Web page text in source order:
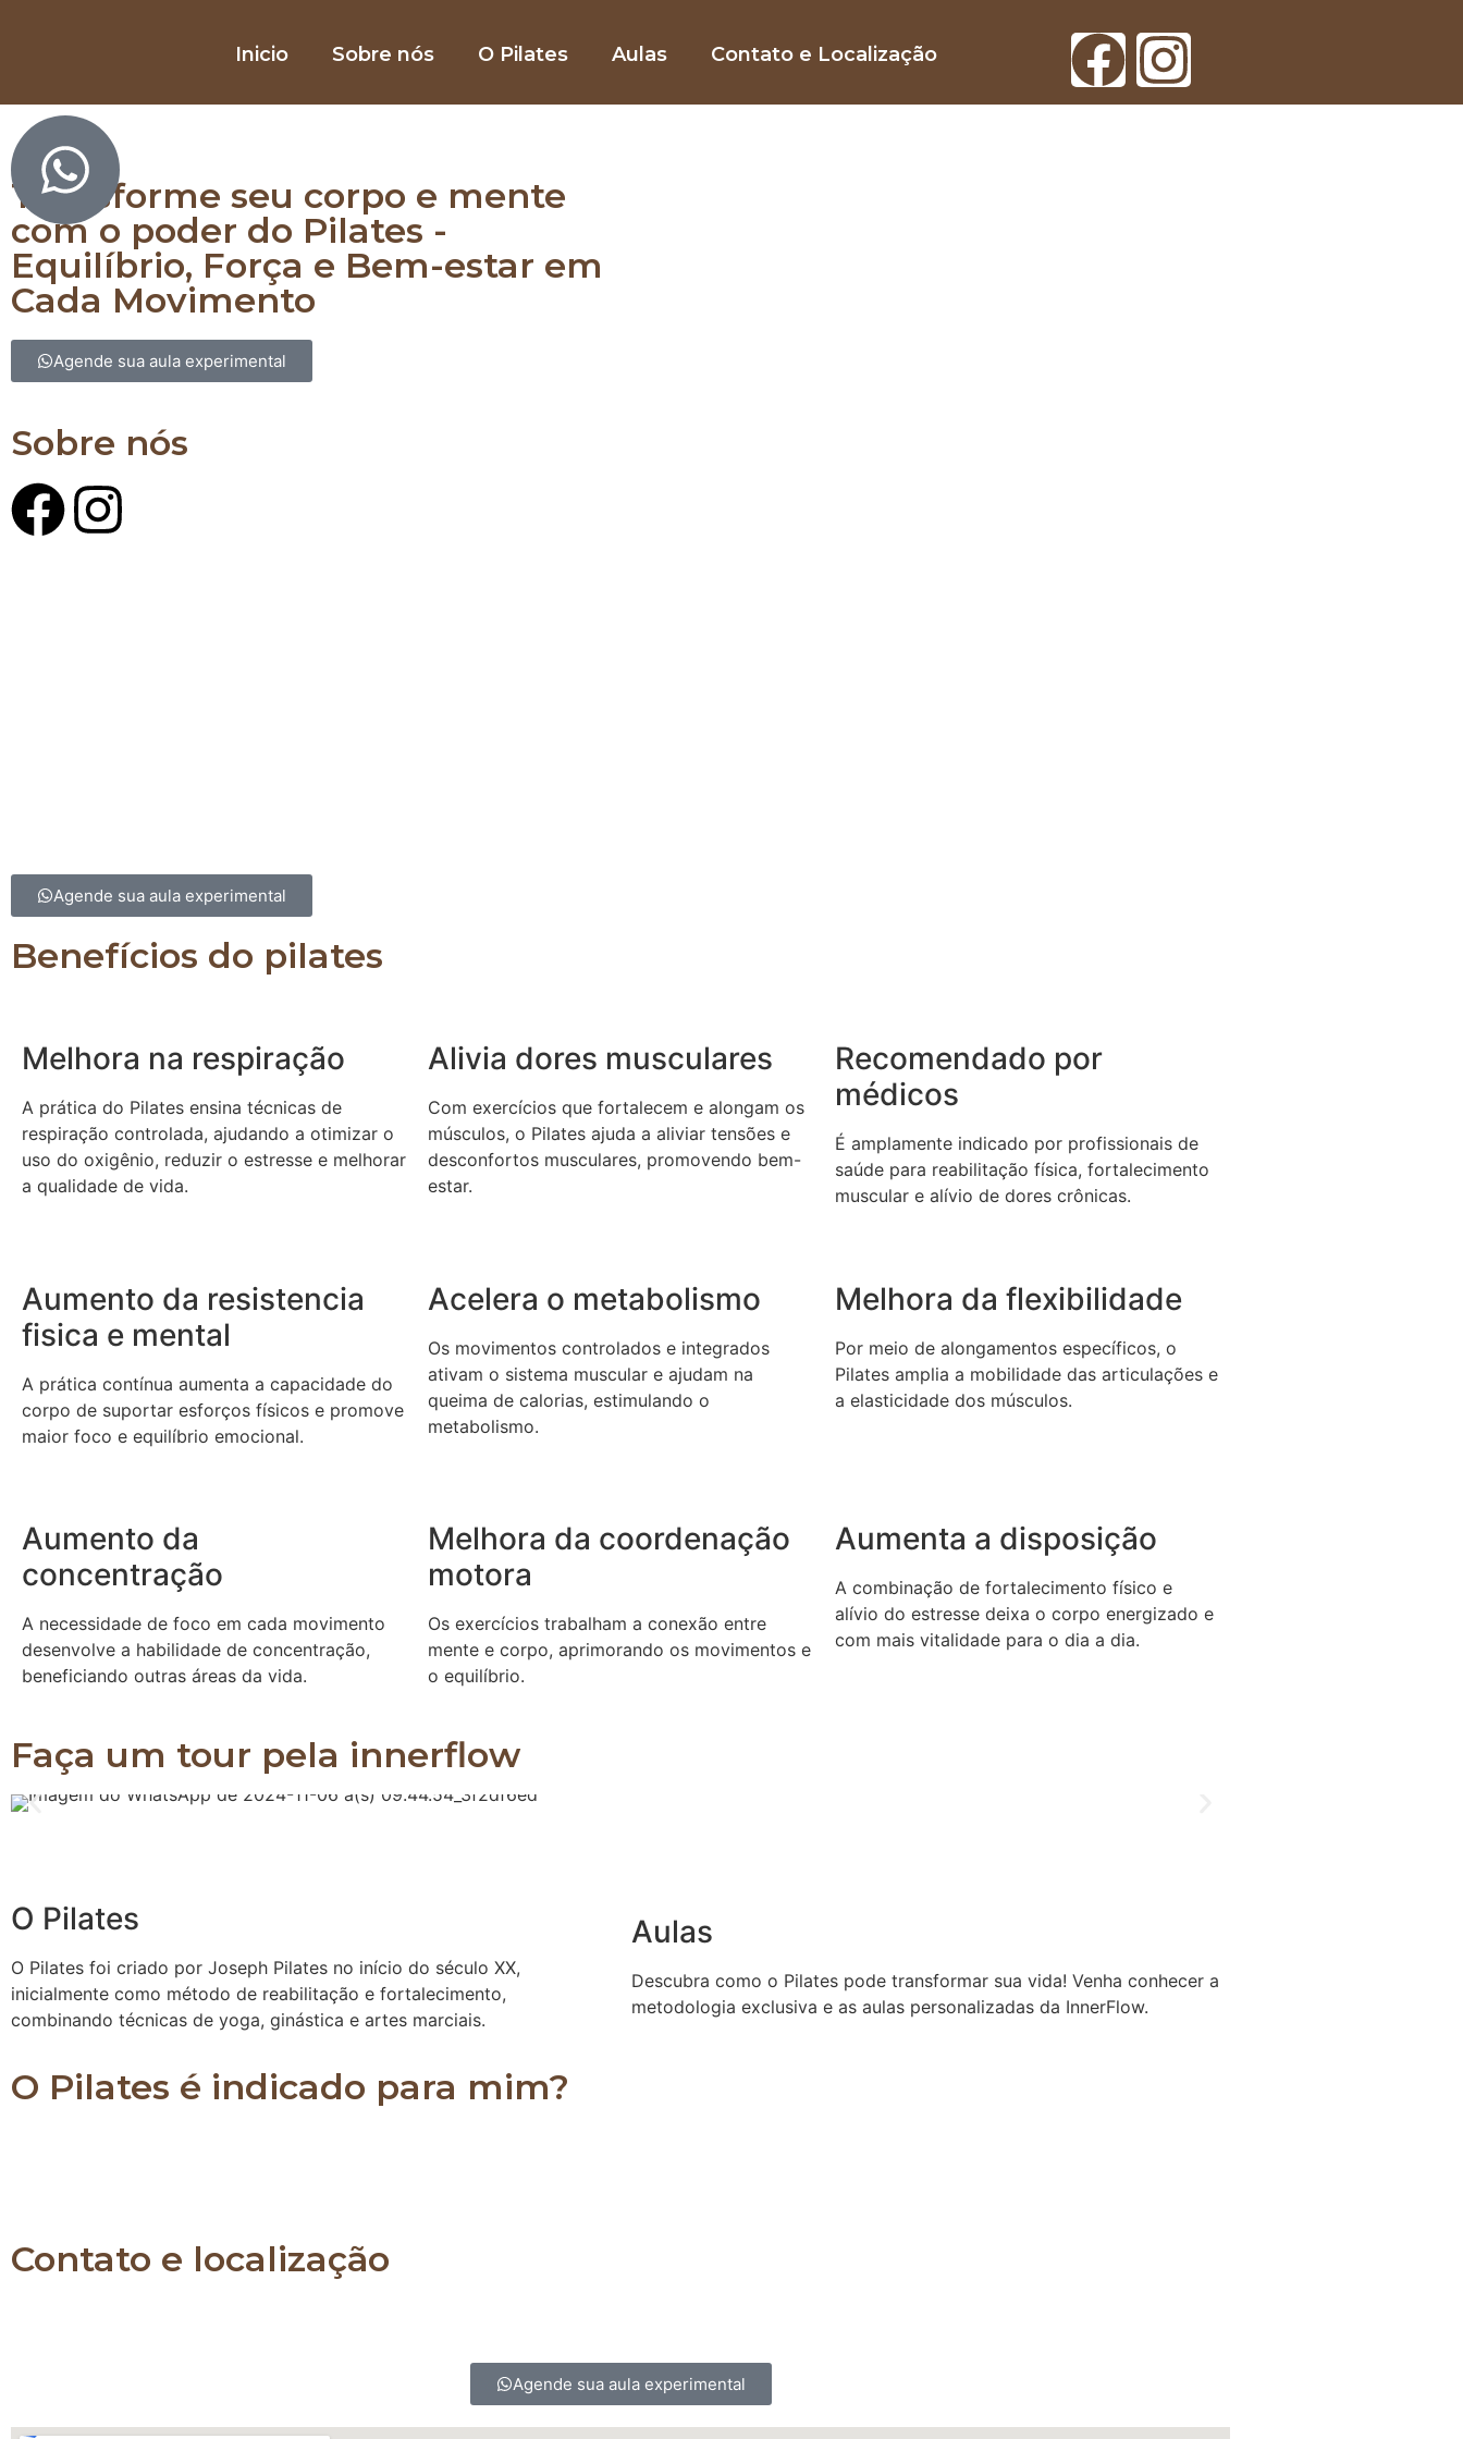
Inicio Sobre nós O Pilates Aulas Contato e Localização
Equilibre corpo e mente com Pilates
Transforme seu corpo e mente
com o poder do Pilates -
Equilíbrio, Força e Bem-estar em
Cada Movimento
Agende sua aula experimental
Sobre nós
Agende sua aula experimental
Benefícios do pilates
Melhora na respiração
A prática do Pilates ensina técnicas de
respiração controlada, ajudando a otimizar o
uso do oxigênio, reduzir o estresse e melhorar
a qualidade de vida.
Alivia dores musculares
Com exercícios que fortalecem e alongam os
músculos, o Pilates ajuda a aliviar tensões e
desconfortos musculares, promovendo bem-
estar.
Recomendado por
médicos
É amplamente indicado por profissionais de
saúde para reabilitação física, fortalecimento
muscular e alívio de dores crônicas.
Aumento da resistencia
fisica e mental
A prática contínua aumenta a capacidade do
corpo de suportar esforços físicos e promove
maior foco e equilíbrio emocional.
Acelera o metabolismo
Os movimentos controlados e integrados
ativam o sistema muscular e ajudam na
queima de calorias, estimulando o
metabolismo.
Melhora da flexibilidade
Por meio de alongamentos específicos, o
Pilates amplia a mobilidade das articulações e
a elasticidade dos músculos.
Aumento da
concentração
A necessidade de foco em cada movimento
desenvolve a habilidade de concentração,
beneficiando outras áreas da vida.
Melhora da coordenação
motora
Os exercícios trabalham a conexão entre
mente e corpo, aprimorando os movimentos e
o equilíbrio.
Aumenta a disposição
A combinação de fortalecimento físico e
alívio do estresse deixa o corpo energizado e
com mais vitalidade para o dia a dia.
Faça um tour pela innerflow
O Pilates
O Pilates foi criado por Joseph Pilates no início do século XX,
inicialmente como método de reabilitação e fortalecimento,
combinando técnicas de yoga, ginástica e artes marciais.
Aulas
Descubra como o Pilates pode transformar sua vida! Venha conhecer a
metodologia exclusiva e as aulas personalizadas da InnerFlow.
O Pilates é indicado para mim?
Contato e localização
Agende sua aula experimental